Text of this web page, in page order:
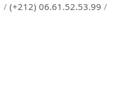
/ (+212) 06.61.52.53.99 /